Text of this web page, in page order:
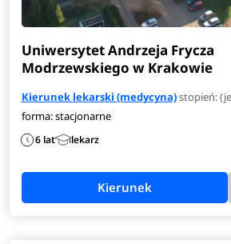
Uniwersytet Andrzeja Frycza
Modrzewskiego w Krakowie
Kierunek lekarski (medycyna)stopień:
forma: stacjonarne
6 lat lekarz
Kierunek